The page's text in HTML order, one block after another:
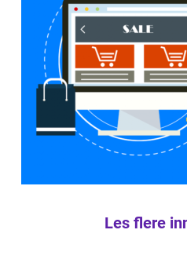
Les flere